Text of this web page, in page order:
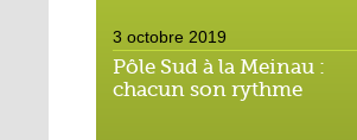
3 octobre 2019
Pôle Sud à la Meinau :
chacun son rythme